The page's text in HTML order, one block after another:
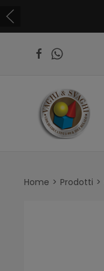
Home Prodotti